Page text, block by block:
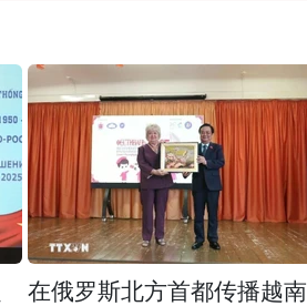
在俄罗斯北方首都传播越南